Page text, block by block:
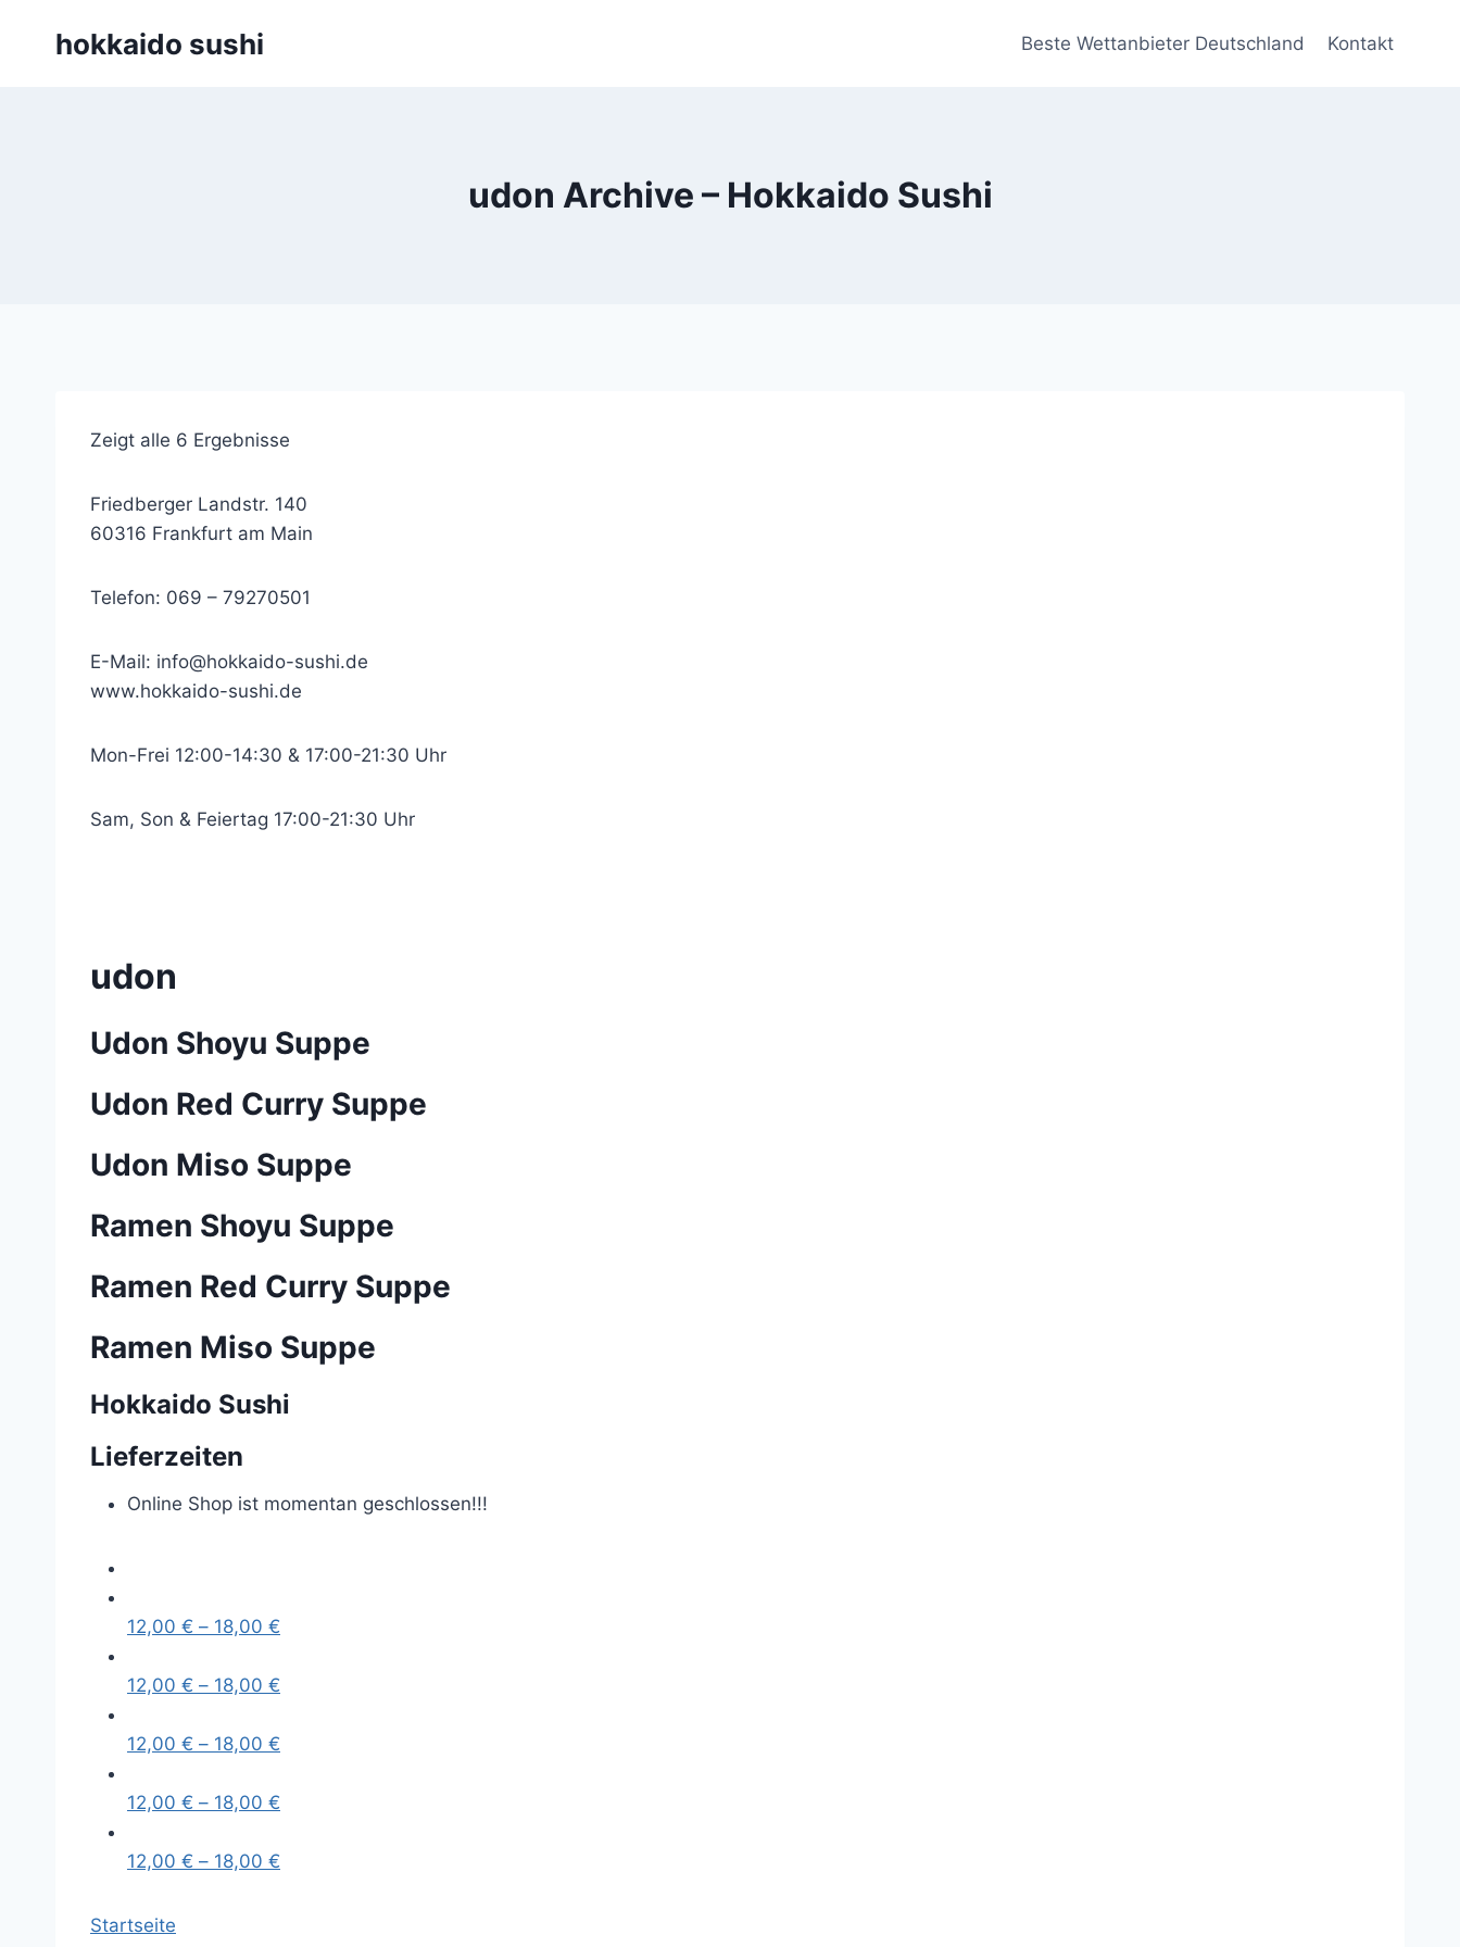
hokkaido sushi Beste Wettanbieter Deutschland Kontakt
udon Archive – Hokkaido Sushi
Zeigt alle 6 Ergebnisse
Friedberger Landstr. 140
60316 Frankfurt am Main
Telefon: 069 – 79270501
E-Mail: info@hokkaido-sushi.de
www.hokkaido-sushi.de
Mon-Frei 12:00-14:30 & 17:00-21:30 Uhr
Sam, Son & Feiertag 17:00-21:30 Uhr
udon
Udon Shoyu Suppe
Udon Red Curry Suppe
Udon Miso Suppe
Ramen Shoyu Suppe
Ramen Red Curry Suppe
Ramen Miso Suppe
Hokkaido Sushi
Lieferzeiten
Online Shop ist momentan geschlossen!!!
12,00 € – 18,00 €
12,00 € – 18,00 €
12,00 € – 18,00 €
12,00 € – 18,00 €
12,00 € – 18,00 €
Startseite